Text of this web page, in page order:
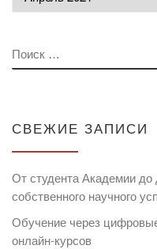
ПОИСК
СВЕЖИЕ ЗАПИСИ
От студента Академии до
собственного научного
Обучение через
онлайн-курсов